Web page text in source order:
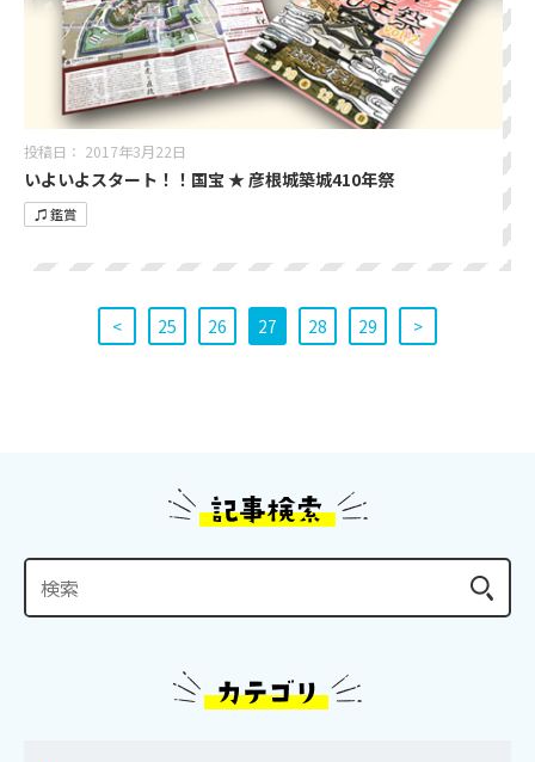
いよいよスタート！！国宝 ★ 彦根城築城410年祭
投稿日： 2017年3月22日
♫ 鑑賞
< 25 26 27 28 29 >